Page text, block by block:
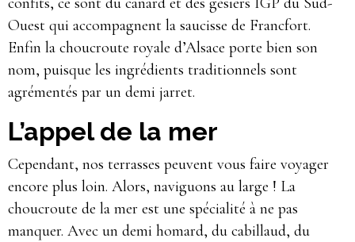
Ouest qui accompagnent la saucisse de Francfort.
Enfin la choucroute royale d’Alsace porte bien son
nom, puisque les ingrédients traditionnels sont
agrémentés par un demi jarret.
L’appel de la mer
Cependant, nos terrasses peuvent vous faire voyager
encore plus loin. Alors, naviguons au large ! La
choucroute de la mer est une spécialité à ne pas
manquer. Avec un demi homard, du cabillaud, du